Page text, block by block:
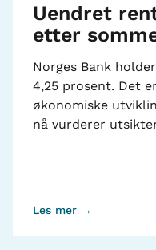
Uendret
etter
Norges Bank
4,25 prosent. Det
økonomiske
nå vurderer
Les mer →